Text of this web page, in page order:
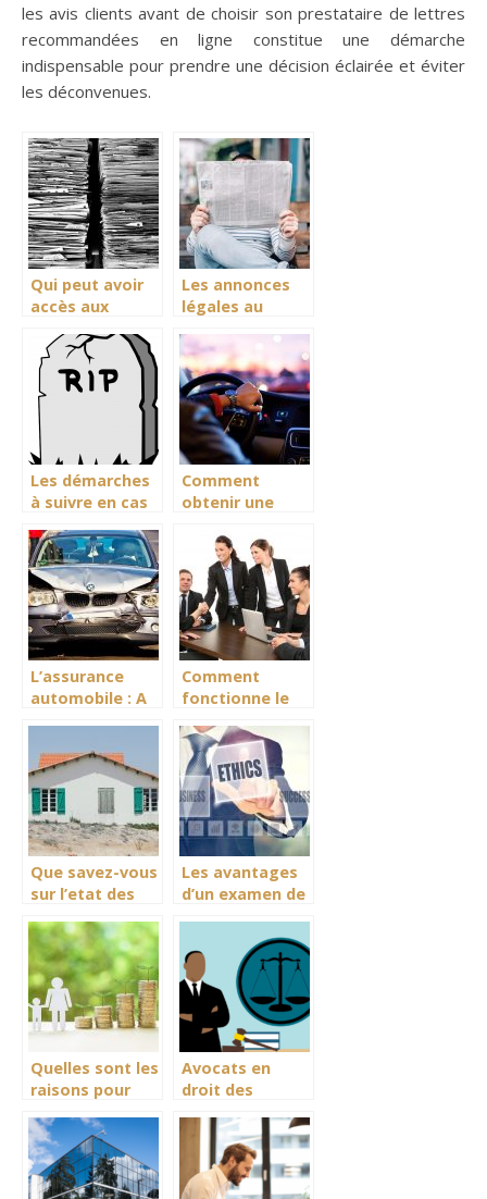
les avis clients avant de choisir son prestataire de lettres
recommandées en ligne constitue une démarche
indispensable pour prendre une décision éclairée et éviter
les déconvenues.
Qui peut avoir
accès aux
administratifs?
Les annonces
légales au
chez JAL
Les démarches
à suivre en cas
proche
Comment
obtenir une
grise ?
L’assurance
automobile : A
quels sont les
avantages ?
Comment
fonctionne le
determinee ?
Que savez-vous
sur l’etat des
location
immobiliere ?
Les avantages
d’un examen de
conformite
fiscale
Quelles sont les
raisons pour
dossier peut
etre radie de la
CAF ?
Avocats en
droit des
bonnes raisons
d’y recourir